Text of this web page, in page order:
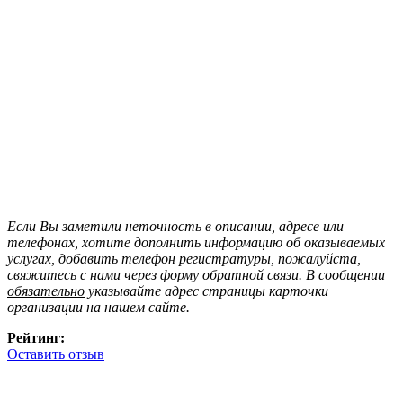
Если Вы заметили неточность в описании, адресе или
телефонах, хотите дополнить информацию об оказываемых
услугах, добавить телефон регистратуры, пожалуйста,
свяжитесь с нами через форму обратной связи. В сообщении
обязательно указывайте адрес страницы карточки
организации на нашем сайте.
Рейтинг:
Оставить отзыв